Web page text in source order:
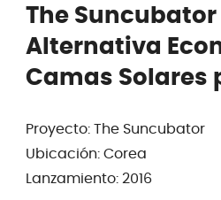
The Suncubator
Alternativa
Camas Solares
Proyecto: The Suncubator
Ubicación: Corea
Lanzamiento: 2016